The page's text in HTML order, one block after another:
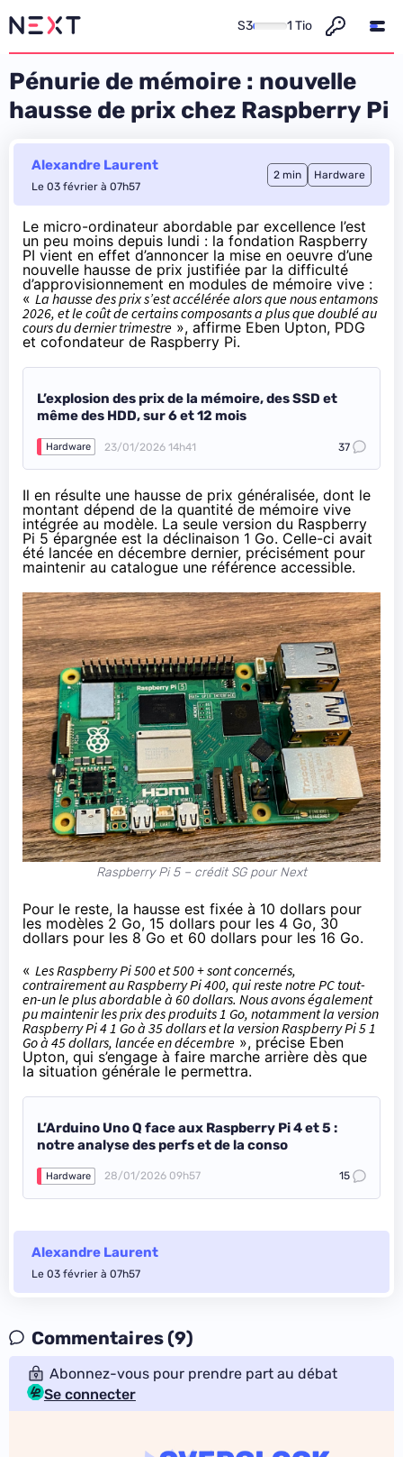
S3 1 Tio
Pénurie de mémoire : nouvelle
hausse de prix chez Raspberry Pi
Alexandre Laurent
Le 03 février à 07h57
2 min Hardware
Le micro-ordinateur abordable par excellence l’est
un peu moins depuis lundi : la fondation Raspberry
PI vient en effet d’annoncer la mise en oeuvre d’une
nouvelle hausse de prix justifiée par la difficulté
d’approvisionnement en modules de mémoire vive :
« La hausse des prix s’est accélérée alors que nous entamons
2026, et le coût de certains composants a plus que doublé au
cours du dernier trimestre », affirme Eben Upton, PDG
et cofondateur de Raspberry Pi.
L’explosion des prix de la mémoire, des SSD et
même des HDD, sur 6 et 12 mois
Hardware 23/01/2026 14h41 37
Il en résulte une hausse de prix généralisée, dont le
montant dépend de la quantité de mémoire vive
intégrée au modèle. La seule version du Raspberry
Pi 5 épargnée est la déclinaison 1 Go. Celle-ci avait
été lancée en décembre dernier, précisément pour
maintenir au catalogue une référence accessible.
Raspberry Pi 5 – crédit SG pour Next
Pour le reste, la hausse est fixée à 10 dollars pour
les modèles 2 Go, 15 dollars pour les 4 Go, 30
dollars pour les 8 Go et 60 dollars pour les 16 Go.
« Les Raspberry Pi 500 et 500 + sont concernés,
contrairement au Raspberry Pi 400, qui reste notre PC tout-
en-un le plus abordable à 60 dollars. Nous avons également
pu maintenir les prix des produits 1 Go, notamment la version
Raspberry Pi 4 1 Go à 35 dollars et la version Raspberry Pi 5 1
Go à 45 dollars, lancée en décembre », précise Eben
Upton, qui s’engage à faire marche arrière dès que
la situation générale le permettra.
L’Arduino Uno Q face aux Raspberry Pi 4 et 5 :
notre analyse des perfs et de la conso
Hardware 28/01/2026 09h57 15
Alexandre Laurent
Le 03 février à 07h57
Commentaires (9)
Abonnez-vous pour prendre part au débat
Se connecter